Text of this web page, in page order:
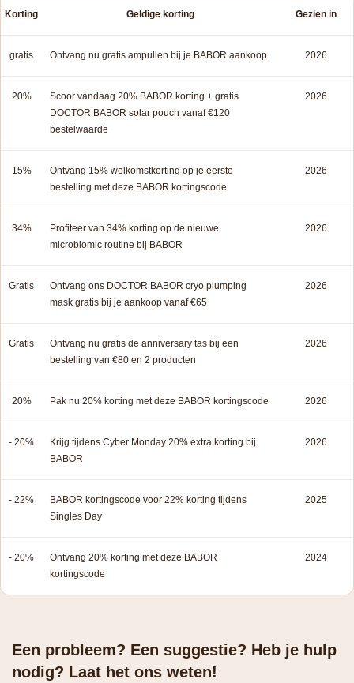
Korting Geldige korting Gezien in
gratis Ontvang nu gratis ampullen bij je BABOR aankoop 2026
20%
Scoor vandaag 20% BABOR korting + gratis
DOCTOR BABOR solar pouch vanaf €120
bestelwaarde
2026
15%
Ontvang 15% welkomstkorting op je eerste
bestelling met deze BABOR kortingscode
2026
34%
Profiteer van 34% korting op de nieuwe
microbiomic routine bij BABOR
2026
Gratis
Ontvang ons DOCTOR BABOR cryo plumping
mask gratis bij je aankoop vanaf €65
2026
Gratis
Ontvang nu gratis de anniversary tas bij een
bestelling van €80 en 2 producten
2026
20% Pak nu 20% korting met deze BABOR kortingscode 2026
- 20%
Krijg tijdens Cyber Monday 20% extra korting bij
BABOR
2026
- 22%
BABOR kortingscode voor 22% korting tijdens
Singles Day
2025
- 20%
Ontvang 20% korting met deze BABOR
kortingscode
2024
Een probleem? Een suggestie? Heb je hulp
nodig? Laat het ons weten!